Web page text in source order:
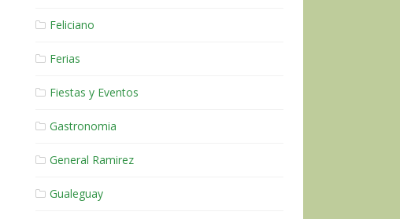
Feliciano
Ferias
Fiestas y Eventos
Gastronomia
General Ramirez
Gualeguay